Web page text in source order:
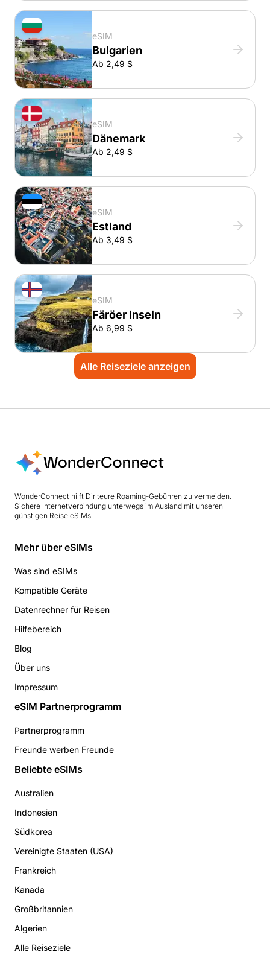
eSIM
Bulgarien
Ab 2,49 $
eSIM
Dänemark
Ab 2,49 $
eSIM
Estland
Ab 3,49 $
eSIM
Färöer Inseln
Ab 6,99 $
Alle Reiseziele anzeigen
WonderConnect hilft Dir teure Roaming-Gebühren zu vermeiden.
Sichere Internetverbindung unterwegs im Ausland mit unseren
günstigen Reise eSIMs.
Mehr über eSIMs
Was sind eSIMs
Kompatible Geräte
Datenrechner für Reisen
Hilfebereich
Blog
Über uns
Impressum
eSIM Partnerprogramm
Partnerprogramm
Freunde werben Freunde
Beliebte eSIMs
Australien
Indonesien
Südkorea
Vereinigte Staaten (USA)
Frankreich
Kanada
Großbritannien
Algerien
Alle Reiseziele